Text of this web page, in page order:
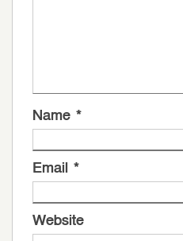
Name *
Email *
Website